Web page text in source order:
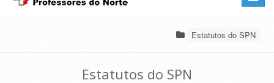
Estatutos do SPN
Estatutos do SPN